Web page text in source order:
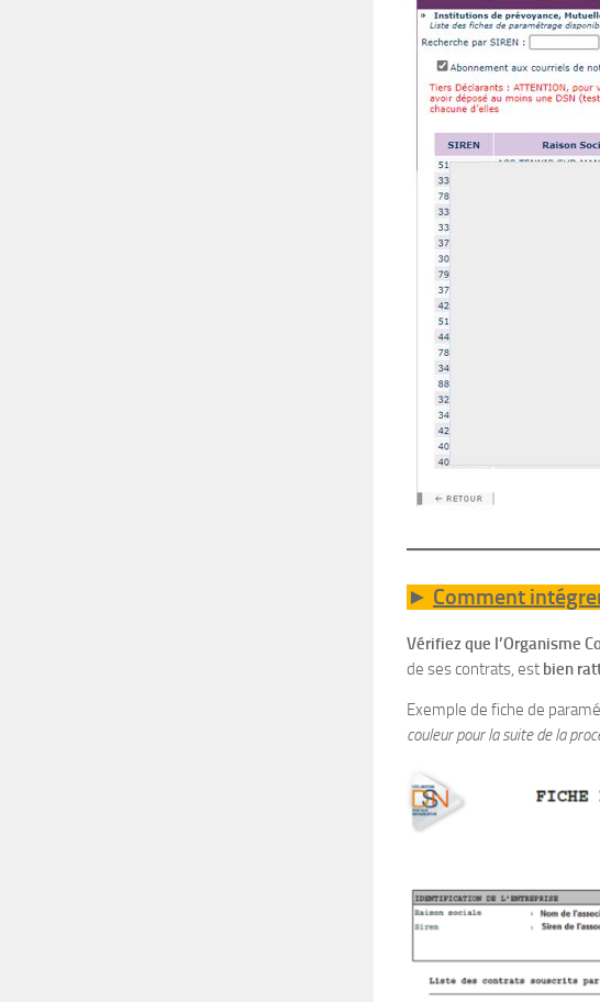
► Comment
Vérifiez que l’Organisme
de ses contrats, est bien
Exemple de fiche de
couleur pour la suite de la